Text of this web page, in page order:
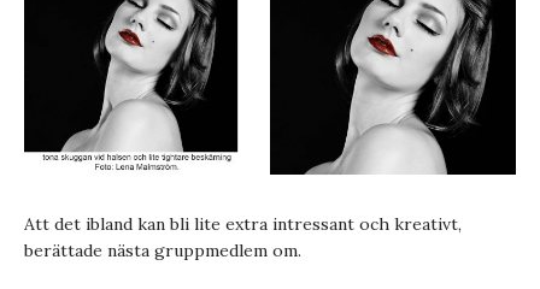
Att det ibland kan bli lite extra intressant och kreativt,
berättade nästa gruppmedlem om.